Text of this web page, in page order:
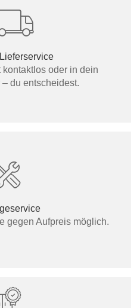
oder in dein
du entscheidest.
gegen Aufpreis möglich.